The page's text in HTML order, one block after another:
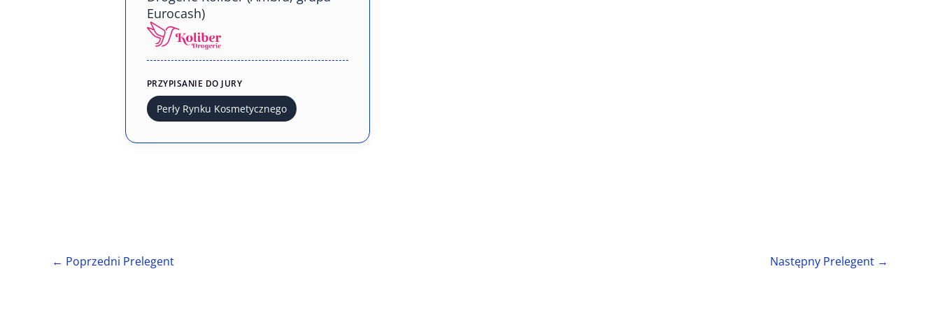
Eurocash)
PRZYPISANIE DO JURY
Perły Rynku Kosmetycznego
← Poprzedni Prelegent Następny Prelegent →